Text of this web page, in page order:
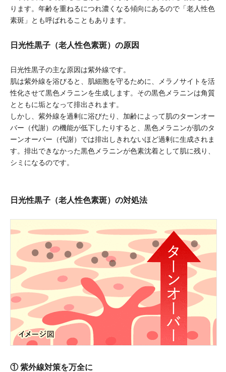
ります。年齢を重ねるにつれ濃くなる傾向にあるので「老人性色
素斑」とも呼ばれることもあります。
日光性黒子（老人性色素斑）の原因
日光性黒子の主な原因は紫外線です。
肌は紫外線を浴びると、肌細胞を守るために、メラノサイトを活
性化させて黒色メラニンを生成します。その黒色メラニンは角質
とともに垢となって排出されます。
しかし、紫外線を過剰に浴びたり、加齢によって肌のターンオー
バー（代謝）の機能が低下したりすると、黒色メラニンが肌のタ
ーンオーバー（代謝）では排出しきれないほど過剰に生成されま
す。排出できなかった黒色メラニンが色素沈着として肌に残り、
シミになるのです。
日光性黒子（老人性色素斑）の対処法
① 紫外線対策を万全に